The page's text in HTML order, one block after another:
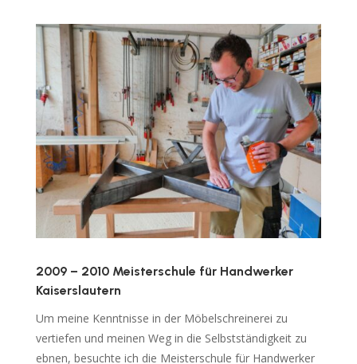
2009 – 2010 Meisterschule für Handwerker
Kaiserslautern
Um meine Kenntnisse in der Möbelschreinerei zu
vertiefen und meinen Weg in die Selbstständigkeit zu
ebnen, besuchte ich die Meisterschule für Handwerker